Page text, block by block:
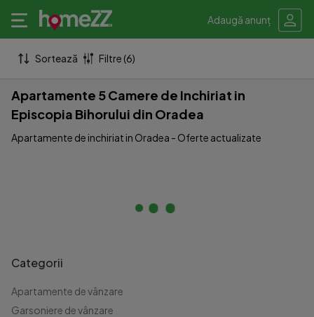
Adaugă anunț
Sortează Filtre (6)
Apartamente 5 Camere de Inchiriat in
Episcopia Bihorului din Oradea
Apartamente de inchiriat in Oradea - Oferte actualizate
Categorii
Apartamente de vânzare
Garsoniere de vânzare